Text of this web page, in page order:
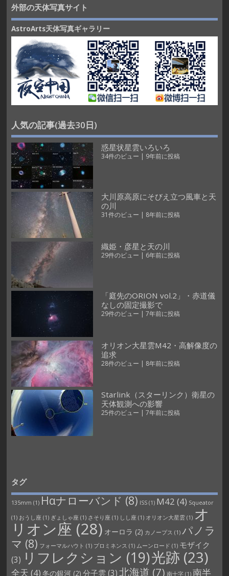
外部の天体写真サイト
AstroArts天体写真ギャラリー
人気の記事(過去30日)
惑星状星雲いろいろ
34件のビュー | 9年前に投稿
大川原高原にそびえ立つ風車と天
の川
31件のビュー | 8年前に投稿
織姫・彦星と天の川
29件のビュー | 6年前に投稿
「庭先のORION vol.2」・赤道儀
なしの固定撮影で
29件のビュー | 7年前に投稿
オリオン大星雲M42・高解像度の
追求
28件のビュー | 8年前に投稿
Starlink（スターリンク）衛星の
天体観測への影響
25件のビュー 7年前に投稿
タグ
135mm (1) Hαナローバンド (8) ISS(1) M42 (4) Squeator
(1) おうし座 (1) ぎょしゃ座 (1) さそり座 (1) しし座 (1) オリオン大星雲(1) オ
リオン座 (28) オーロラ (2) カノープス (1) パノラ
マ (8) フォーマルハウト (1) プロミネンス (1) ムーンロード (1) モザイク
(3) リフレクション (19)光跡 (23)
全天 (4) 冬の銀河(2) 分子雲 (3)北海道 (7) 南十字(1) 南半